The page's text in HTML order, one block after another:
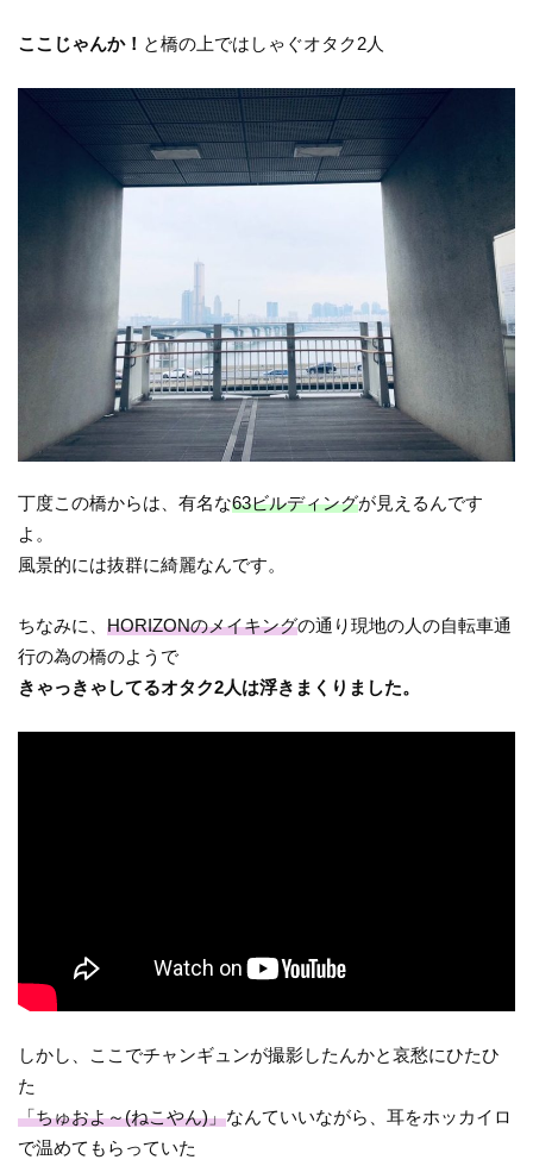
ここじゃんか！ と橋の上ではしゃぐオタク2人
丁度この橋からは、有名な63ビルディングが見えるんです
よ。
風景的には抜群に綺麗なんです。
ちなみに、HORIZONのメイキングの通り現地の人の自転車通
行の為の橋のようで
きゃっきゃしてるオタク2人は浮きまくりました。
しかし、ここでチャンギュンが撮影したんかと哀愁にひたひ
た
「ちゅおよ～(ねこやん)」なんていいながら、耳をホッカイロ
で温めてもらっていた